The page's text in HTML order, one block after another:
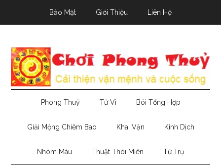
Bảo Mật Giới Thiệu Liên Hệ
Phong Thuỷ Tử Vi Bói Tổng Hợp
Giải Mộng Chiêm Bao Khai Vận Kinh Dịch
Nhóm Máu Thuật Thôi Miên Tứ Trụ